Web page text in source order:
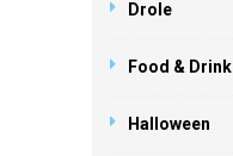
Drole
Food & Drink
Halloween